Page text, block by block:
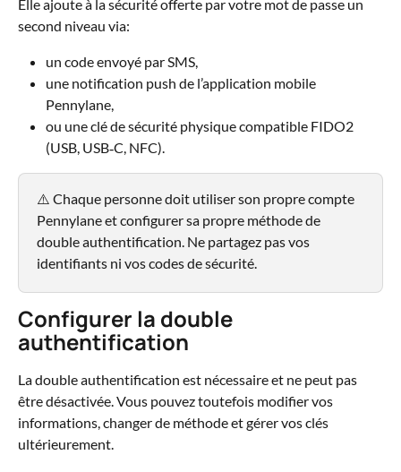
Elle ajoute à la sécurité offerte par votre mot de passe un
second niveau via:
un code envoyé par SMS,
une notification push de l’application mobile
Pennylane,
ou une clé de sécurité physique compatible FIDO2
(USB, USB‑C, NFC).
⚠️ Chaque personne doit utiliser son propre compte
Pennylane et configurer sa propre méthode de
double authentification. Ne partagez pas vos
identifiants ni vos codes de sécurité.
Configurer la double
authentification
La double authentification est nécessaire et ne peut pas
être désactivée. Vous pouvez toutefois modifier vos
informations, changer de méthode et gérer vos clés
ultérieurement.